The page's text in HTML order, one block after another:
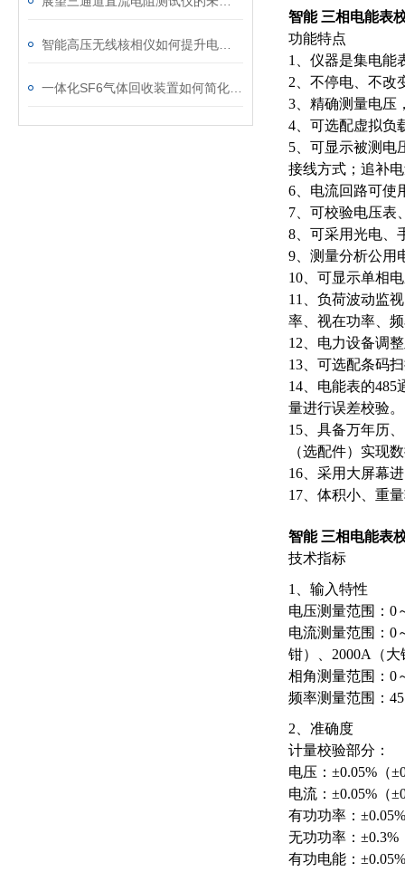
智能 三相电能表
功能特点
1、仪器是集电能
2、不停电、不改
3、精确测量电压
4、可选配虚拟负
5、可显示被测电
接线方式；追补
6、电流回路可使
7、可校验电压表
8、可采用光电、
9、测量分析公用
10、可显示单相
11、负荷波动监
率、视在功率、
12、电力设备调
13、可选配条码
14、电能表的
量进行误差校验。
15、具备万年历
（选配件）实现
16、采用大屏幕
17、体积小、重
智能 三相电能表
技术指标
1、输入特性
电压测量范围：0
电流测量范围：0
钳）、2000A（
相角测量范围：0
频率测量范围：
2、准确度
计量校验部分：
电压：±0.05%（
电流：±0.05%（
有功功率：
无功功率：±0.3%
有功电能：